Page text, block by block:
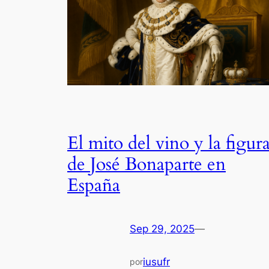
El mito del vino y la
de José Bonaparte en
España
Sep 29, 2025—
poriusufr